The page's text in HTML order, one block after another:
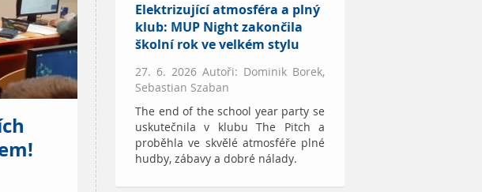
Elektrizující atmosféra a plný
klub: MUP Night zakončila
školní rok ve velkém stylu
27. 6. 2026 Autoři: Dominik Borek,
Sebastian Szaban
The end of the school year party se
uskutečnila v klubu The Pitch a
proběhla ve skvělé atmosféře plné
hudby, zábavy a dobré nálady.